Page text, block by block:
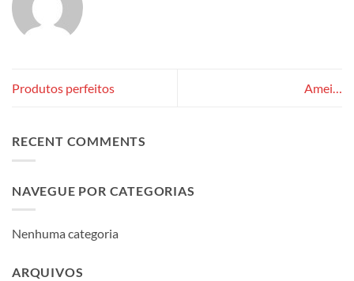
Produtos perfeitos Amei…
RECENT COMMENTS
NAVEGUE POR CATEGORIAS
Nenhuma categoria
ARQUIVOS